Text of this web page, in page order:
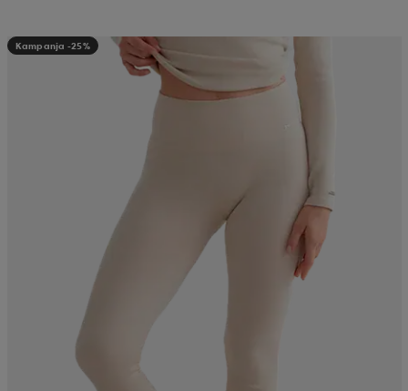
Kampanja -25%